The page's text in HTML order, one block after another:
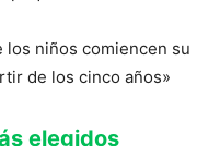
los niños comiencen su
de los cinco años»
elegidos